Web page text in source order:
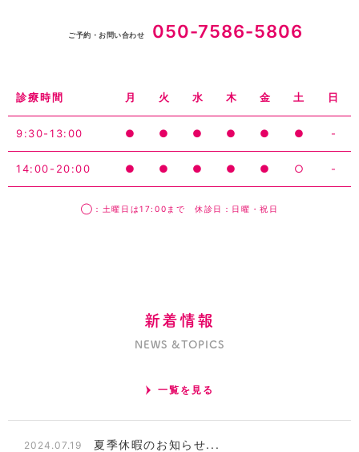
ご予約・お問い合わせ 050-7586-5806
診療時間 月 火 水 木 金 土 日
9:30-13:00 ● ● ● ● ● ● -
14:00-20:00 ● ● ● ● ● ○ -
◯：土曜日は17:00まで 休診日：日曜・祝日
新着情報
NEWS &TOPICS
一覧を見る
2024.07.19 夏季休暇のお知らせ...